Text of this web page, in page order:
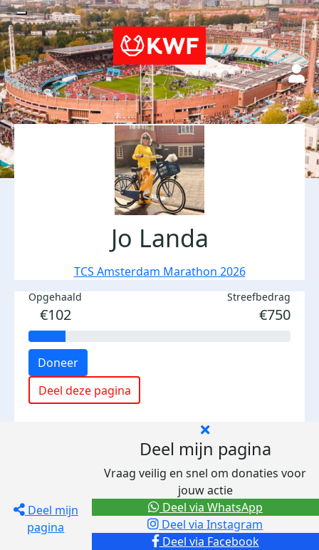
Jo Landa
TCS Amsterdam Marathon 2026
Opgehaald
€102
Streefbedrag
€750
Doneer
Deel deze pagina
Deel mijn
pagina
Deel mijn pagina
Vraag veilig en snel om donaties voor
jouw actie
Deel via Facebook
Deel via Instagram
Deel via WhatsApp